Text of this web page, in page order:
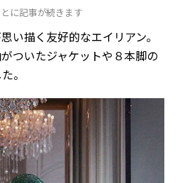
に記事が続きます
い描く友好的なエイリアン。
ついたジャケットや８本脚の
。